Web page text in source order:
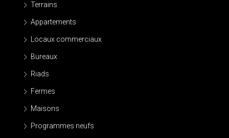
Terrains
Appartements
Locaux commerciaux
Bureaux
Riads
Fermes
Maisons
Programmes neufs